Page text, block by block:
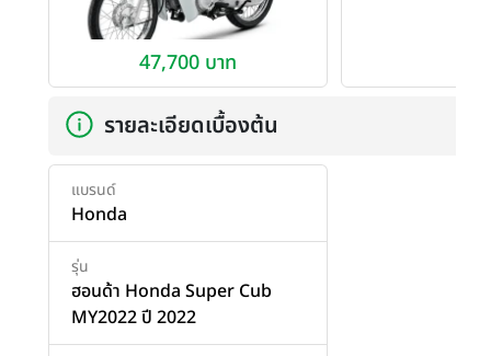
47,700 บาท
รายละเอียดเบื้องต้น
แบรนด์
Honda
รุ่น
ฮอนด้า Honda Super Cub
MY2022 ปี 2022